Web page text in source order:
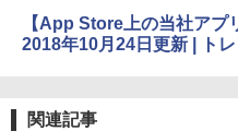
bデザイ
￥1,292
【App Store上の当社アプ
2018年10月24日更新 | ト
関連記事